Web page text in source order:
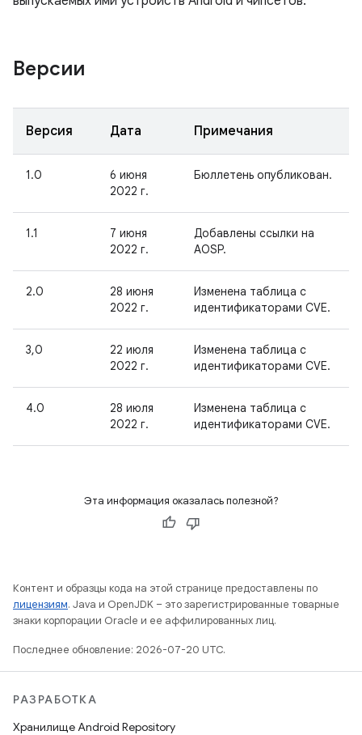
Версии
Версия Дата Примечания
1.0
6 июня
2022 г.
Бюллетень опубликован.
1.1
7 июня
2022 г.
Добавлены ссылки на
AOSP.
2.0
28 июня
2022 г.
Изменена таблица с
идентификаторами CVE.
3,0
22 июля
2022 г.
Изменена таблица с
идентификаторами CVE.
4.0
28 июля
2022 г.
Изменена таблица с
идентификаторами CVE.
Эта информация оказалась полезной?
Контент и образцы кода на этой странице предоставлены по
лицензиям. Java и OpenJDK – это зарегистрированные товарные
знаки корпорации Oracle и ее аффилированных лиц.
Последнее обновление: 2026-07-20 UTC.
РАЗРАБОТКА
Хранилище Android Repository